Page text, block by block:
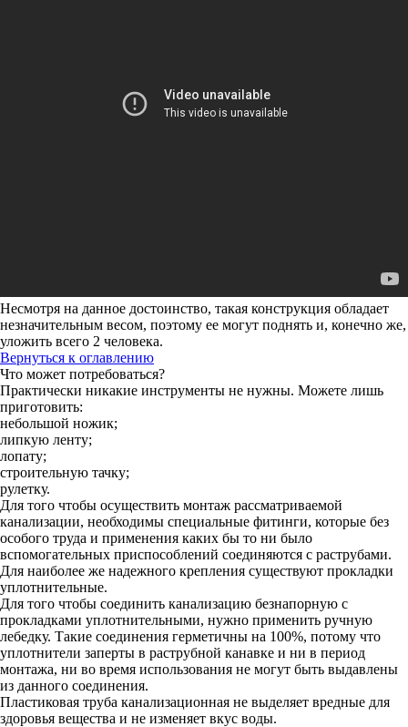
Несмотря на данное достоинство, такая конструкция обладает
незначительным весом, поэтому ее могут поднять и, конечно же,
уложить всего 2 человека.
Вернуться к оглавлению
Что может потребоваться?
Практически никакие инструменты не нужны. Можете лишь
приготовить:
небольшой ножик;
липкую ленту;
лопату;
строительную тачку;
рулетку.
Для того чтобы осуществить монтаж рассматриваемой
канализации, необходимы специальные фитинги, которые без
особого труда и применения каких бы то ни было
вспомогательных приспособлений соединяются с раструбами.
Для наиболее же надежного крепления существуют прокладки
уплотнительные.
Для того чтобы соединить канализацию безнапорную с
прокладками уплотнительными, нужно применить ручную
лебедку. Такие соединения герметичны на 100%, потому что
уплотнители заперты в раструбной канавке и ни в период
монтажа, ни во время использования не могут быть выдавлены
из данного соединения.
Пластиковая труба канализационная не выделяет вредные для
здоровья вещества и не изменяет вкус воды.